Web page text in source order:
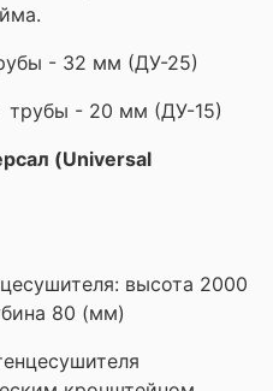
- 32 мм (ДУ-25)
трубы - 20 мм (ДУ-15)
(Universal
высота 2000
80 (мм)